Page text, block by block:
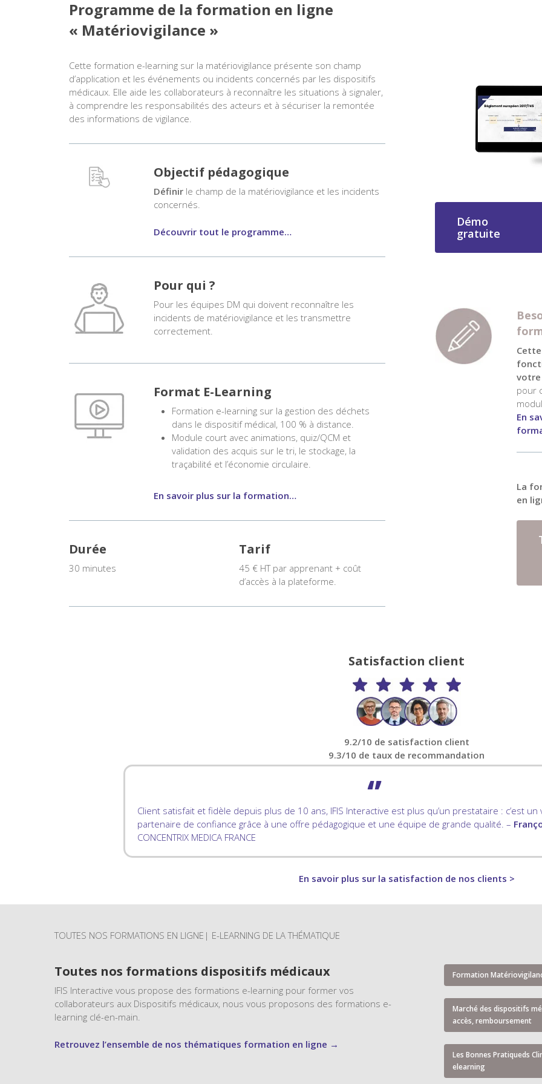
Programme de la formation en ligne
« Matériovigilance »
Cette formation e-learning sur la matériovigilance présente son champ
d’application et les événements ou incidents concernés par les dispositifs
médicaux. Elle aide les collaborateurs à reconnaître les situations à signaler,
à comprendre les responsabilités des acteurs et à sécuriser la remontée
des informations de vigilance.
Objectif pédagogique
Définir le champ de la matériovigilance et les incidents
concernés.
Découvrir tout le programme…
Pour qui ?
Pour les équipes DM qui doivent reconnaître les
incidents de matériovigilance et les transmettre
correctement.
Format E-Learning
Formation e-learning sur la gestion des déchets
dans le dispositif médical, 100 % à distance.
Module court avec animations, quiz/QCM et
validation des acquis sur le tri, le stockage, la
traçabilité et l’économie circulaire.
En savoir plus sur la formation…
Durée
30 minutes
Tarif
45 € HT par apprenant + coût
d’accès à la plateforme.
Démo
gratuite
votre
pour
En
La
en
Satisfaction client
9.2/10 de satisfaction client
9.3/10 de taux de recommandation
‘’
Client satisfait et fidèle depuis plus de 10 ans, IFIS Interactive est plus qu’un prestataire : c’est un
partenaire de confiance grâce à une offre pédagogique et une équipe de grande qualité. –
CONCENTRIX MEDICA FRANCE
En savoir plus sur la satisfaction de nos clients >
TOUTES NOS FORMATIONS EN LIGNE| E-LEARNING DE LA THÉMATIQUE
Toutes nos formations dispositifs médicaux
IFIS Interactive vous propose des formations e-learning pour former vos
collaborateurs aux Dispositifs médicaux, nous vous proposons des formations e-
learning clé-en-main.
Retrouvez l’ensemble de nos thématiques formation en ligne →
Formation
Marché des dispositifs
accès, remboursement
Les Bonnes Pratiqueds
elearning